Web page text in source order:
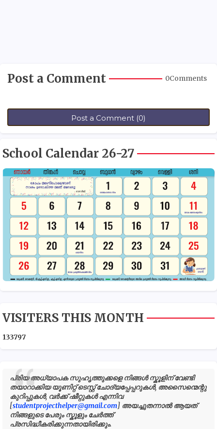
Post a Comment 0Comments
Post a Comment (0)
School Calendar 26-27
VISITERS THIS MONTH
133797
പ്രിയ അധ്യാപക സുഹൃത്തുക്കളെ നിങ്ങൾ സ്കൂളിന് വേണ്ടി
തയാറാക്കിയ യൂണിറ്റ് ടെസ്റ്റ് ചോദ്യപ്പേപ്പറുകൾ, അസൈന്മെന്റു
കുറിപ്പുകൾ, വർക്ക് ഷീറ്റുകൾ എന്നിവ
[studentprojecthelper@gmail.com] അയച്ചുതന്നാൽ ആയത്
നിങ്ങളുടെ പേരും സ്കൂളും ചേർത്ത്
പ്രസിദ്ധീകരിക്കുന്നതായിരിക്കും.